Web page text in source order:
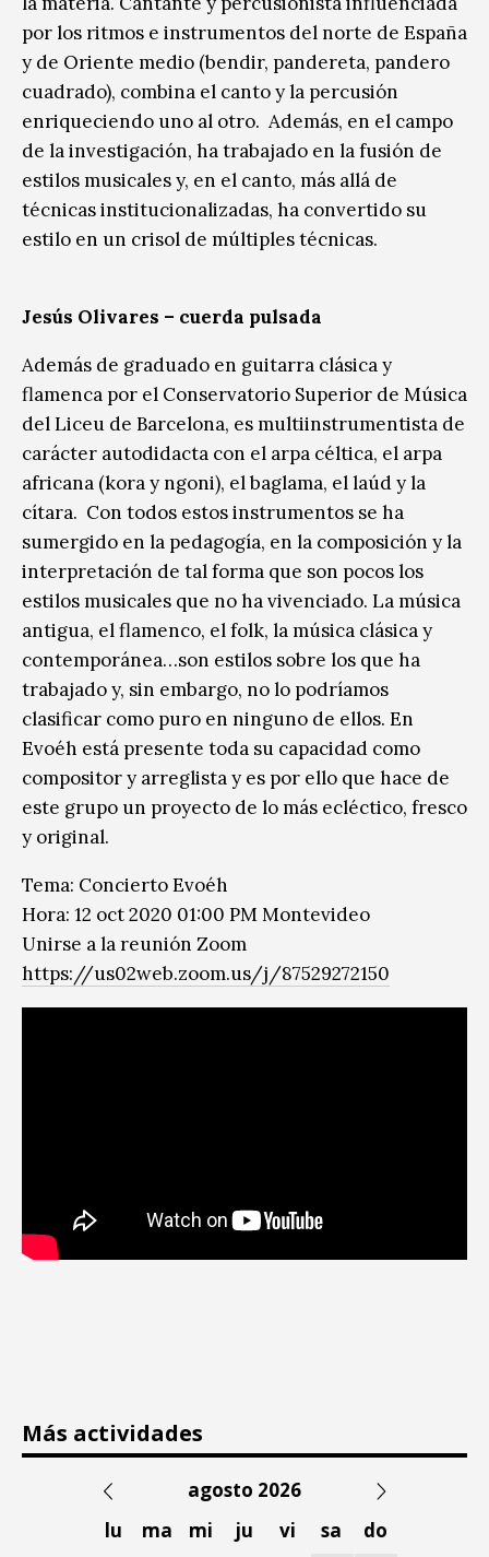
por los ritmos e instrumentos del norte de España
y de Oriente medio (bendir, pandereta, pandero
cuadrado), combina el canto y la percusión
enriqueciendo uno al otro. Además, en el campo
de la investigación, ha trabajado en la fusión de
estilos musicales y, en el canto, más allá de
técnicas institucionalizadas, ha convertido su
estilo en un crisol de múltiples técnicas.
Jesús Olivares – cuerda pulsada
Además de graduado en guitarra clásica y
flamenca por el Conservatorio Superior de Música
del Liceu de Barcelona, es multiinstrumentista de
carácter autodidacta con el arpa céltica, el arpa
africana (kora y ngoni), el baglama, el laúd y la
cítara. Con todos estos instrumentos se ha
sumergido en la pedagogía, en la composición y la
interpretación de tal forma que son pocos los
estilos musicales que no ha vivenciado. La música
antigua, el flamenco, el folk, la música clásica y
contemporánea…son estilos sobre los que ha
trabajado y, sin embargo, no lo podríamos
clasificar como puro en ninguno de ellos. En
Evoéh está presente toda su capacidad como
compositor y arreglista y es por ello que hace de
este grupo un proyecto de lo más ecléctico, fresco
y original.
Tema: Concierto Evoéh
Hora: 12 oct 2020 01:00 PM Montevideo
Unirse a la reunión Zoom
https://us02web.zoom.us/j/87529272150
Más actividades
agosto 2026
lu
ma mi ju vi sa do